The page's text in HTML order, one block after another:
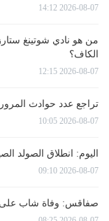
2026-08-07 14:12
من هو نادي شوتينغ
الكاف؟
2026-08-07 12:15
تراجع عدد حوادث المرور
2026-08-07 10:05
اليوم: انطلاق الصولد
2026-08-07 09:10
صفاقس: وفاة شاب على